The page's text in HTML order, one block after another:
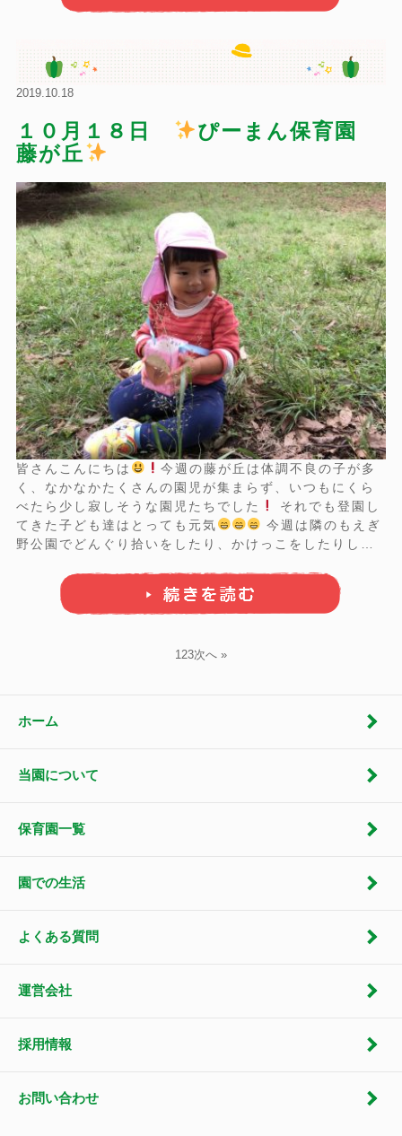
2019.10.18
１０月１８日
ぴーまん保育園
藤が丘
皆さんこんにちは
今週の藤が丘は体調不良の子が多
く、なかなかたくさんの園児が集まらず、いつもにくら
べたら少し寂しそうな園児たちでした
てきた子ども達はとっても元気
野公園でどんぐり拾いをしたり、かけっこをしたりしま
バッグに入れて集めました
うに ...
1 23次へ »
ホーム
当園について
保育園一覧
園での生活
よくある質問
運営会社
採用情報
お問い合わせ